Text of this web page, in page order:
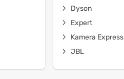
Dyson
Expert
Kamera Express
JBL